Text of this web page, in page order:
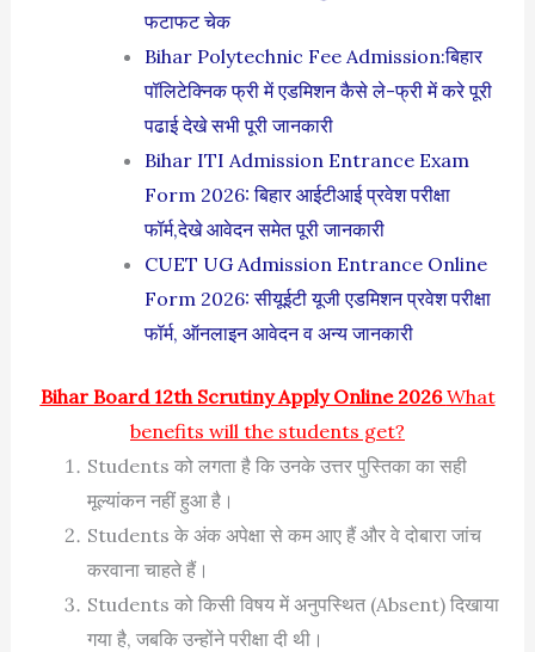
फटाफट चेक
Bihar Polytechnic Fee Admission:बिहार
पॉलिटेक्निक फ्री में एडमिशन कैसे ले-फ्री में करे पूरी
पढाई देखे सभी पूरी जानकारी
Bihar ITI Admission Entrance Exam
Form 2026: बिहार आईटीआई प्रवेश परीक्षा
फॉर्म,देखे आवेदन समेत पूरी जानकारी
CUET UG Admission Entrance Online
Form 2026: सीयूईटी यूजी एडमिशन प्रवेश परीक्षा
फॉर्म, ऑनलाइन आवेदन व अन्य जानकारी
Bihar Board 12th Scrutiny Apply Online 2026What
benefits will the students get?
Students को लगता है कि उनके उत्तर पुस्तिका का सही
मूल्यांकन नहीं हुआ है।
Students के अंक अपेक्षा से कम आए हैं और वे दोबारा जांच
करवाना चाहते हैं।
Students को किसी विषय में अनुपस्थित (Absent) दिखाया
गया है, जबकि उन्होंने परीक्षा दी थी।